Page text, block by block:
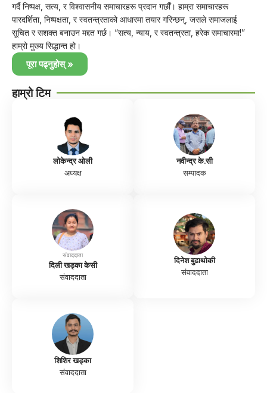
गर्दै निष्पक्ष, सत्य, र विश्वासनीय समाचारहरू प्रदान गर्छौं। हाम्रा समाचारहरू
पारदर्शिता, निष्पक्षता, र स्वतन्त्रताको आधारमा तयार गरिन्छन्, जसले समाजलाई
सूचित र सशक्त बनाउन मद्दत गर्छ। “सत्य, न्याय, र स्वतन्त्रता, हरेक समाचारमा!”
हाम्रो मुख्य सिद्धान्त हो।
पूरा पढ्नुहोस् »
हाम्रो टिम
लोकेन्द्र ओली
अध्यक्ष
नवीन्द्र के.सी
सम्पादक
संवाददाता
दिली खड्का केसी
संवाददाता
दिनेश बुढाथोकी
संवाददाता
शिशिर खड्का
संवाददाता